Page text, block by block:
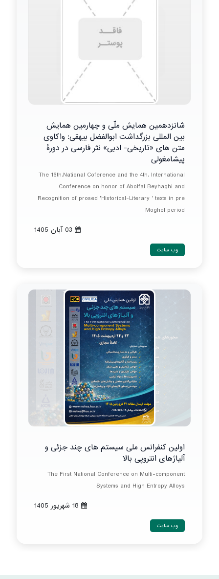
شانزدهمین همایش ملّی و چهارمین همایش
بین المللی بزرگداشت ابوالفضل بیهقی: واکاوی
متن های «تاریخی- ادبی» نثر فارسی در دورۀ
پیشامغولی
The 16th.National Coference and the 4th. International
Conference on honor of Abolfal Beyhaghi and
Recognition of prosed 'Historical-Literary ' texts in pre
Moghol period
وب سایت
اولین کنفرانس ملی سیستم های چند جزئی و
آلیاژهای انتروپی بالا
The First National Conference on Multi-component
Systems and High Entropy Alloys
وب سایت